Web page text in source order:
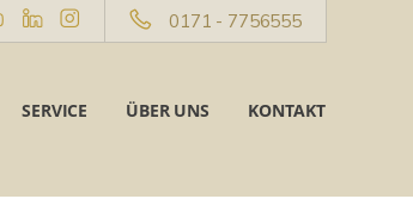
0171 - 7756555
SERVICE ÜBER UNS KONTAKT